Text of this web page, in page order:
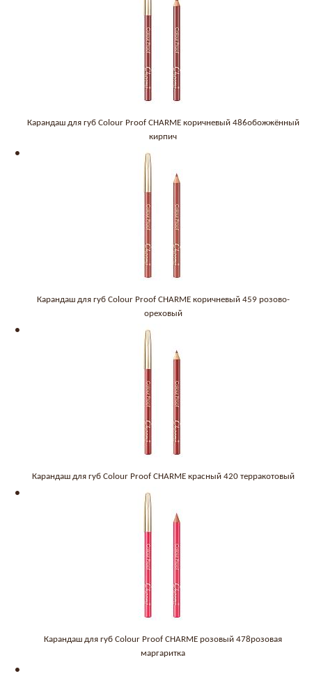
Карандаш для губ Colour Proof CHARME коричневый 486обожжённый
кирпич
Карандаш для губ Colour Proof CHARME коричневый 459 розово-
ореховый
Карандаш для губ Colour Proof CHARME красный 420 терракотовый
Карандаш для губ Colour Proof CHARME розовый 478розовая
маргаритка